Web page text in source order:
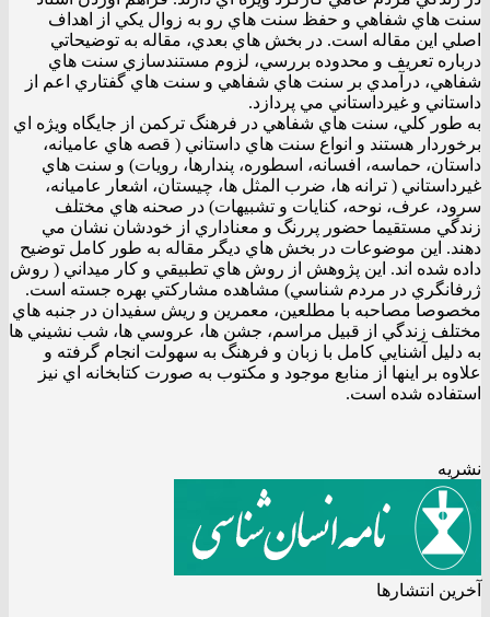
سنت هاي شفاهي و حفظ سنت هاي رو به زوال يكي از اهداف
اصلي اين مقاله است. در بخش هاي بعدي، مقاله به توضيحاتي
درباره تعريف و محدوده بررسي، لزوم مستندسازي سنت هاي
شفاهي، درآمدي بر سنت هاي شفاهي و سنت هاي گفتاري اعم از
داستاني و غيرداستاني مي پردازد.
به طور كلي، سنت هاي شفاهي در فرهنگ تركمن از جايگاه ويژه اي
برخوردار هستند و انواع سنت هاي داستاني ( قصه هاي عاميانه،
داستان، حماسه، افسانه، اسطوره، پندارها، رويات) و سنت هاي
غيرداستاني ( ترانه ها، ضرب المثل ها، چيستان، اشعار عاميانه،
سرود، عرف، نوحه، كنايات و تشبيهات) در صحنه هاي مختلف
زندگي مستقيما حضور پررنگ و معناداري از خودشان نشان مي
دهند. اين موضوعات در بخش هاي ديگر مقاله به طور كامل توضيح
داده شده اند. اين پژوهش از روش هاي تطبيقي و كار ميداني ( روش
ژرفانگري در مردم شناسي) مشاهده مشاركتي بهره جسته است.
مخصوصا مصاحبه با مطلعين، معمرين و ريش سفيدان در جنبه هاي
مختلف زندگي از قبيل مراسم، جشن ها، عروسي ها، شب نشيني ها
به دليل آشنايي كامل با زبان و فرهنگ به سهولت انجام گرفته و
علاوه بر اينها از منابع موجود و مكتوب به صورت كتابخانه اي نيز
استفاده شده است.
نشریه
آخرین انتشار‌ها